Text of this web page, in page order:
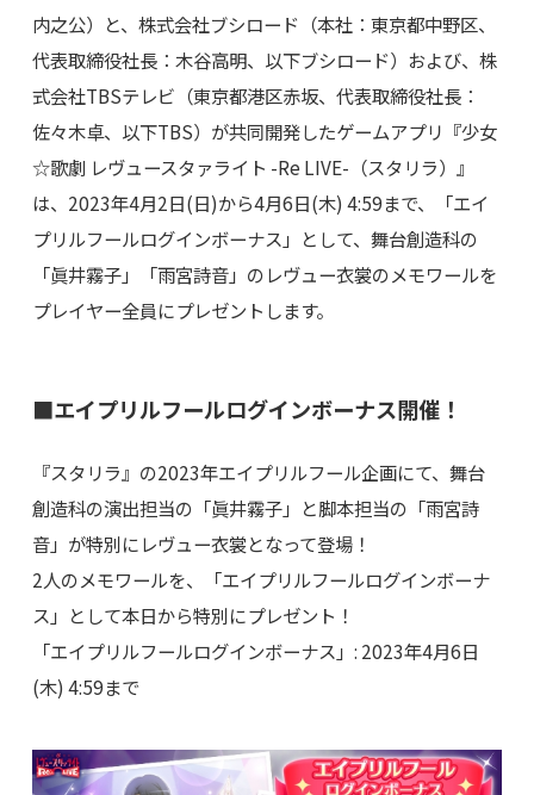
内之公）と、株式会社ブシロード（本社：東京都中野区、
代表取締役社長：木谷高明、以下ブシロード）および、株
式会社TBSテレビ（東京都港区赤坂、代表取締役社長：
佐々木卓、以下TBS）が共同開発したゲームアプリ『少女
☆歌劇 レヴュースタァライト -Re LIVE-（スタリラ）』
は、2023年4月2日(日)から4月6日(木) 4:59まで、「エイ
プリルフールログインボーナス」として、舞台創造科の
「眞井霧子」「雨宮詩音」のレヴュー衣裳のメモワールを
プレイヤー全員にプレゼントします。
■エイプリルフールログインボーナス開催！
『スタリラ』の2023年エイプリルフール企画にて、舞台
創造科の演出担当の「眞井霧子」と脚本担当の「雨宮詩
音」が特別にレヴュー衣裳となって登場！
2人のメモワールを、「エイプリルフールログインボーナ
ス」として本日から特別にプレゼント！
「エイプリルフールログインボーナス」: 2023年4月6日
(木) 4:59まで